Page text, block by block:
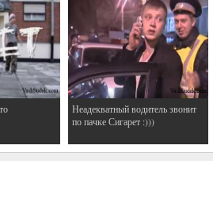
Неадекватный водитель звонит
по пачке Сигарет :)))